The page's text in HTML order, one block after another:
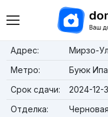
Адрес:
Мирзо-
Метро:
Буюк
Срок сдачи:
2024-12-
Отделка:
Черновая